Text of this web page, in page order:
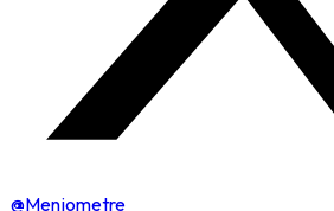
@Menjometre